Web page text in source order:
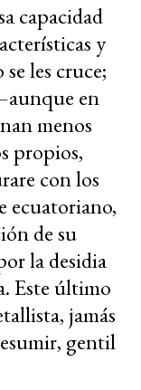
capacidad
y
les cruce;
en
menos
propios,
con los
ecuatoriano,
de su
la desidia
Este último
jamás
gentil